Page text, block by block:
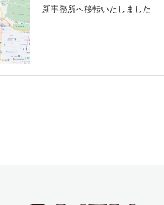
新事務所へ移転いたしました